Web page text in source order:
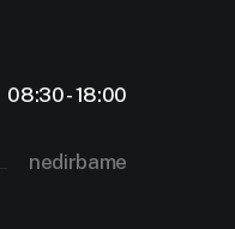
08:30 - 18:00
nedirbame